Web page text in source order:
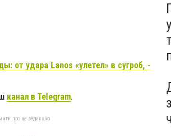
от удара Lanos «улетел» в сугроб, -
канал в Telegram.
про це редакцію